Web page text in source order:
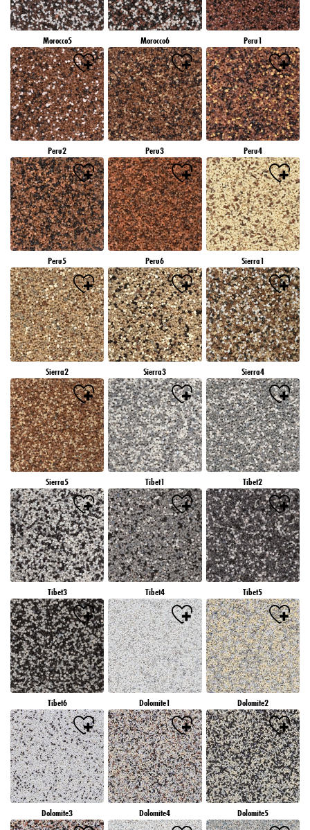
Morocco5 Morocco6 Peru1
Peru2 Peru3 Peru4
Peru5 Peru6 Sierra1
Sierra2 Sierra3 Sierra4
Sierra5 Tibet1 Tibet2
Tibet3 Tibet4 Tibet5
Tibet6 Dolomite1 Dolomite2
Dolomite3 Dolomite4 Dolomite5